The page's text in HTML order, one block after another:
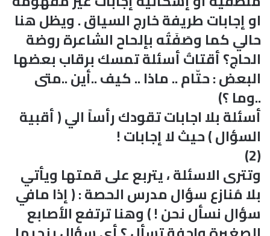
او إجابات طريفة خارج السياق . ويظل هنا
حالي كما وصَفَتُه بإلحاح الشاعرة روضة
الحاج؟ أقتاتُ أسئلة تمسك برقاب بعضها
البعض : حتّام .. ماذا .. كيف ..أين ..متى
..وما ؟)
أسئلة بلا اجابات تقودك رأساً الي ( أقبية
السؤال ) حيث لا إجابات !
(2)
وتترى الاسئلة ، يتربع على قمتها ويأتي
بلا مُنازع سؤال مدرس الحصة : ( إذا مافي
سؤال نسأل نحن ! ) وهنا ترتفع الأصابع